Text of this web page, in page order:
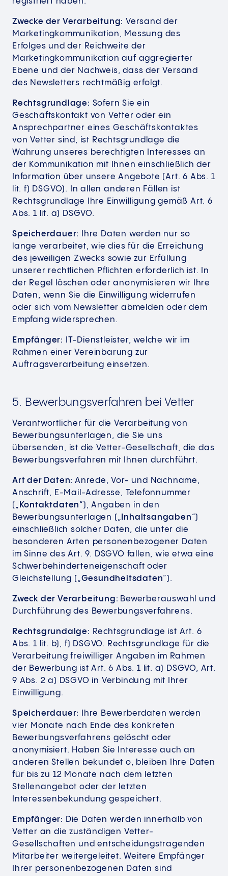
Zwecke der Verarbeitung: Versand der
Marketingkommunikation, Messung des
Erfolges und der Reichweite der
Marketingkommunikation auf aggregierter
Ebene und der Nachweis, dass der Versand
des Newsletters rechtmäßig erfolgt.
Rechtsgrundlage: Sofern Sie ein
Geschäftskontakt von Vetter oder ein
Ansprechpartner eines Geschäftskontaktes
von Vetter sind, ist Rechtsgrundlage die
Wahrung unseres berechtigten Interesses an
der Kommunikation mit Ihnen einschließlich der
Information über unsere Angebote (Art. 6 Abs. 1
lit. f) DSGVO). In allen anderen Fällen ist
Rechtsgrundlage Ihre Einwilligung gemäß Art. 6
Abs. 1 lit. a) DSGVO.
Speicherdauer:
Ihre Daten werden nur so
lange verarbeitet, wie dies für die Erreichung
des jeweiligen Zwecks sowie zur Erfüllung
unserer rechtlichen Pflichten erforderlich ist. In
der Regel löschen oder anonymisieren wir Ihre
Daten, wenn Sie die Einwilligung widerrufen
oder sich vom Newsletter abmelden oder dem
Empfang widersprechen.
Empfänger:
IT-Dienstleister, welche wir im
Rahmen einer Vereinbarung zur
Auftragsverarbeitung einsetzen.
5. Bewerbungsverfahren bei Vetter
Verantwortlicher für die Verarbeitung von
Bewerbungsunterlagen, die Sie uns
übersenden, ist die Vetter-Gesellschaft, die das
Bewerbungsverfahren mit Ihnen durchführt.
Art der Daten: Anrede, Vor- und Nachname,
Anschrift, E-Mail-Adresse, Telefonnummer
(„ Kontaktdaten“), Angaben in den
Bewerbungsunterlagen („ Inhaltsangaben“)
einschließlich solcher Daten, die unter die
besonderen Arten personenbezogener Daten
im Sinne des Art. 9. DSGVO fallen, wie etwa eine
Schwerbehinderteneigenschaft oder
Gleichstellung („Gesundheitsdaten“).
Zweck der Verarbeitung: Bewerberauswahl und
Durchführung des Bewerbungsverfahrens.
Rechtsgrundalge: Rechtsgrundlage ist Art. 6
Abs. 1 lit. b), f) DSGVO. Rechtsgrundlage für die
Verarbeitung freiwilliger Angaben im Rahmen
der Bewerbung ist Art. 6 Abs. 1 lit. a) DSGVO, Art.
9 Abs. 2 a) DSGVO in Verbindung mit Ihrer
Einwilligung.
Speicherdauer:
Ihre Bewerberdaten werden
vier Monate nach Ende des konkreten
Bewerbungsverfahrens gelöscht oder
anonymisiert. Haben Sie Interesse auch an
anderen Stellen bekundet o, bleiben Ihre Daten
für bis zu 12 Monate nach dem letzten
Stellenangebot oder der letzten
Interessenbekundung gespeichert.
Empfänger: Die Daten werden innerhalb von
Vetter an die zuständigen Vetter-
Gesellschaften und entscheidungstragenden
Mitarbeiter weitergeleitet. Weitere Empfänger
Ihrer personenbezogenen Daten sind